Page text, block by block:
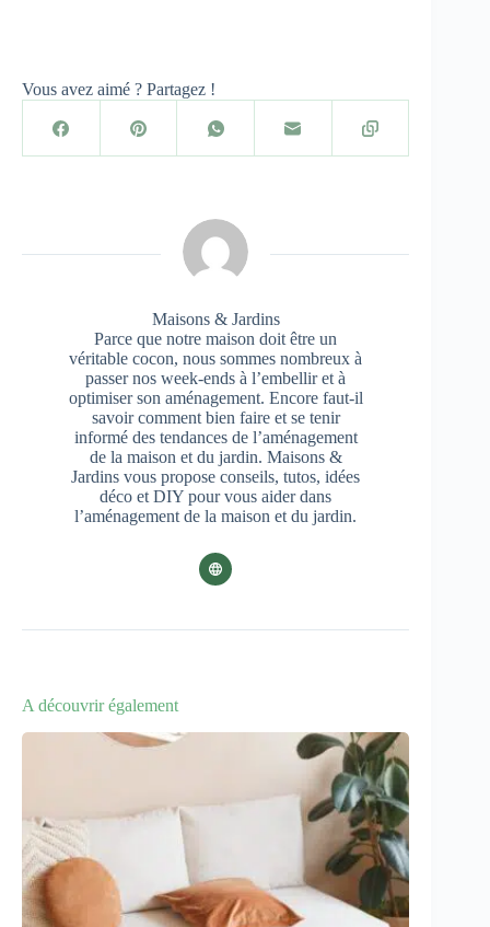
Vous avez aimé ? Partagez !
Maisons & Jardins
Parce que notre maison doit être un
véritable cocon, nous sommes nombreux à
passer nos week-ends à l’embellir et à
optimiser son aménagement. Encore faut-il
savoir comment bien faire et se tenir
informé des tendances de l’aménagement
de la maison et du jardin. Maisons &
Jardins vous propose conseils, tutos, idées
déco et DIY pour vous aider dans
l’aménagement de la maison et du jardin.
A découvrir également